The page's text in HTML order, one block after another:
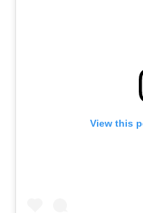
View this